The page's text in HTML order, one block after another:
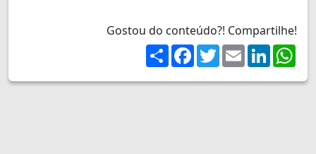
Gostou do conteúdo?! Compartilhe!
ShareFacebook
TwitterEmailLinkedIn